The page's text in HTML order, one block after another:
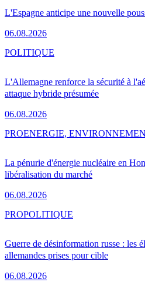
L'Espagne anticipe une nouvelle
06.08.2026
L'Allemagne renforce la sécurité à
attaque hybride présumée
06.08.2026
POLITIQUE
La pénurie d'énergie nucléaire en
libéralisation du marché
06.08.2026
PROENERGIE,
Guerre de désinformation russe : les
allemandes prises pour cible
06.08.2026
PROPOLITIQUE